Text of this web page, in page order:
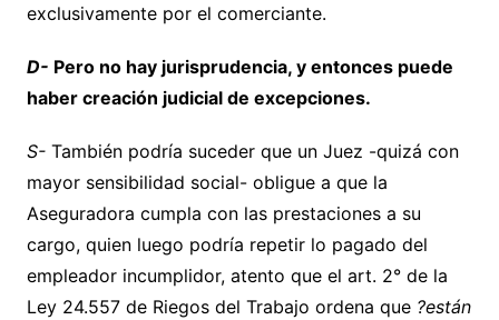
exclusivamente por el comerciante.
D- Pero no hay jurisprudencia, y entonces puede
haber creación judicial de excepciones.
S- También podría suceder que un Juez -quizá con
mayor sensibilidad social- obligue a que la
Aseguradora cumpla con las prestaciones a su
cargo, quien luego podría repetir lo pagado del
empleador incumplidor, atento que el art. 2° de la
Ley 24.557 de Riegos del Trabajo ordena que ?están